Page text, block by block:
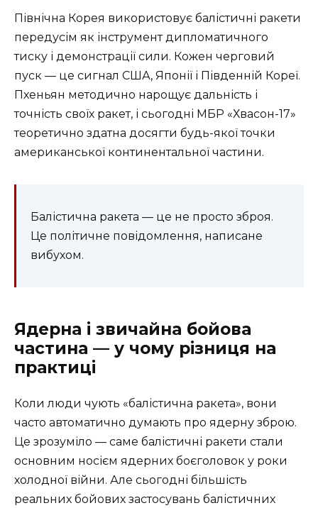
Північна Корея використовує балістичні ракети
передусім як інструмент дипломатичного
тиску і демонстрації сили. Кожен черговий
пуск — це сигнал США, Японії і Південній Кореї.
Пхеньян методично нарощує дальність і
точність своїх ракет, і сьогодні МБР «Хвасон-17»
теоретично здатна досягти будь-якої точки
американської континентальної частини.
Балістична ракета — це не просто зброя.
Це політичне повідомлення, написане
вибухом.
Ядерна і звичайна бойова
частина — у чому різниця на
практиці
Коли люди чують «балістична ракета», вони
часто автоматично думають про ядерну зброю.
Це зрозуміло — саме балістичні ракети стали
основним носієм ядерних боєголовок у роки
холодної війни. Але сьогодні більшість
реальних бойових застосувань балістичних